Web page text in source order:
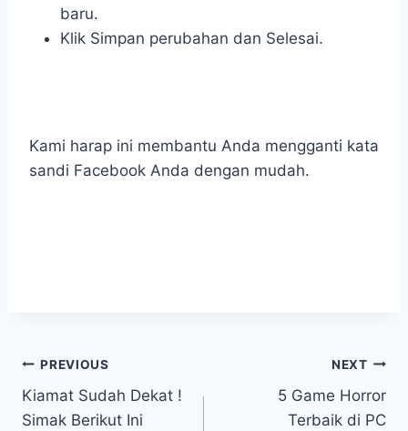
baru.
Klik Simpan perubahan dan Selesai.
Kami harap ini membantu Anda mengganti kata
sandi Facebook Anda dengan mudah.
Post
navigation
PREVIOUS
Kiamat Sudah Dekat !
Simak Berikut Ini
NEXT
5 Game Horror
Terbaik di PC